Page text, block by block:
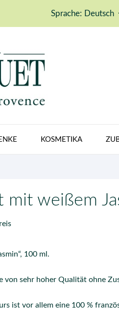
Sprache: Deutsch
KOSMETIKA
mit weißem
100 ml.
von sehr hoher Qualität ohne
ist vor allem eine 100 %